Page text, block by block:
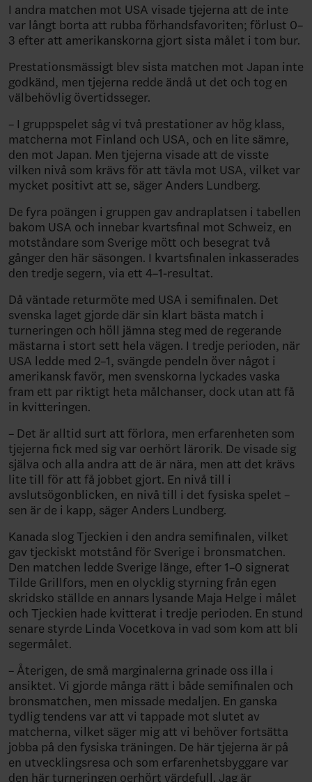
I andra matchen mot USA visade tjejerna att de inte
var långt borta att rubba förhandsfavoriten; förlust 0–
3 efter att amerikanskorna gjort sista målet i tom bur.
Prestationsmässigt blev sista matchen mot Japan inte
godkänd, men tjejerna redde ändå ut det och tog en
välbehövlig övertidsseger.
– I gruppspelet såg vi två prestationer av hög klass,
matcherna mot Finland och USA, och en lite sämre,
den mot Japan. Men tjejerna visade att de visste
vilken nivå som krävs för att tävla mot USA, vilket var
mycket positivt att se, säger Anders Lundberg.
De fyra poängen i gruppen gav andraplatsen i tabellen
bakom USA och innebar kvartsfinal mot Schweiz, en
motståndare som Sverige mött och besegrat två
gånger den här säsongen. I kvartsfinalen inkasserades
den tredje segern, via ett 4–1-resultat.
Då väntade returmöte med USA i semifinalen. Det
svenska laget gjorde där sin klart bästa match i
turneringen och höll jämna steg med de regerande
mästarna i stort sett hela vägen. I tredje perioden, när
USA ledde med 2–1, svängde pendeln över något i
amerikansk favör, men svenskorna lyckades vaska
fram ett par riktigt heta målchanser, dock utan att få
in kvitteringen.
– Det är alltid surt att förlora, men erfarenheten som
tjejerna fick med sig var oerhört lärorik. De visade sig
själva och alla andra att de är nära, men att det krävs
lite till för att få jobbet gjort. En nivå till i
avslutsögonblicken, en nivå till i det fysiska spelet –
sen är de i kapp, säger Anders Lundberg.
Kanada slog Tjeckien i den andra semifinalen, vilket
gav tjeckiskt motstånd för Sverige i bronsmatchen.
Den matchen ledde Sverige länge, efter 1–0 signerat
Tilde Grillfors, men en olycklig styrning från egen
skridsko ställde en annars lysande Maja Helge i målet
och Tjeckien hade kvitterat i tredje perioden. En stund
senare styrde Linda Vocetkova in vad som kom att bli
segermålet.
– Återigen, de små marginalerna grinade oss illa i
ansiktet. Vi gjorde många rätt i både semifinalen och
bronsmatchen, men missade medaljen. En ganska
tydlig tendens var att vi tappade mot slutet av
matcherna, vilket säger mig att vi behöver fortsätta
jobba på den fysiska träningen. De här tjejerna är på
en utvecklingsresa och som erfarenhetsbyggare var
den här turneringen oerhört värdefull. Jag är